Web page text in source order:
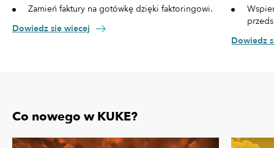
Zamień faktury na gotówkę dzięki faktoringowi.
Dowiedz się więcej
Dowiedz
Co nowego w KUKE?